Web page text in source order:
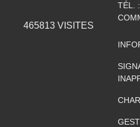
465813 VISITES
TÉL. :